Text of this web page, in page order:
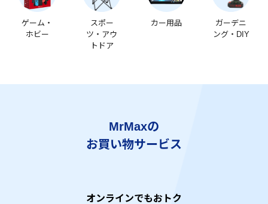
ゲーム・
ホビー
スポー
ツ・アウ
トドア
カー用品
ガーデニ
ング・DIY
MrMaxの
お買い物サービス
オンラインでもおトク